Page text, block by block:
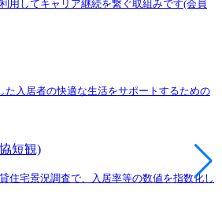
用してキャリア継続を繋ぐ取組みです(会員
た入居者の快適な生活をサポートするための
短観)
住宅景況調査で、入居率等の数値を指数化し